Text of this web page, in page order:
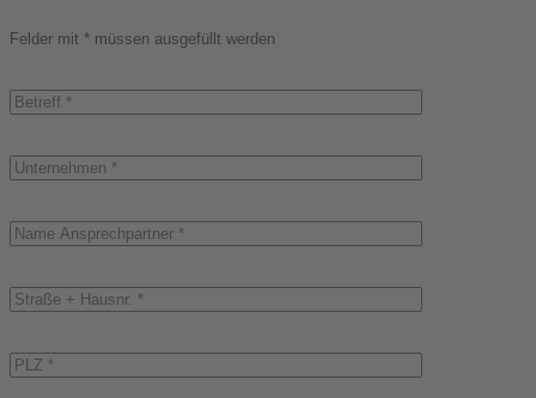
Felder mit * müssen ausgefüllt werden